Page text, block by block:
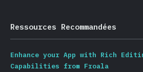
Ressources Recommandées
Enhance your App with Rich
Capabilities from Froala